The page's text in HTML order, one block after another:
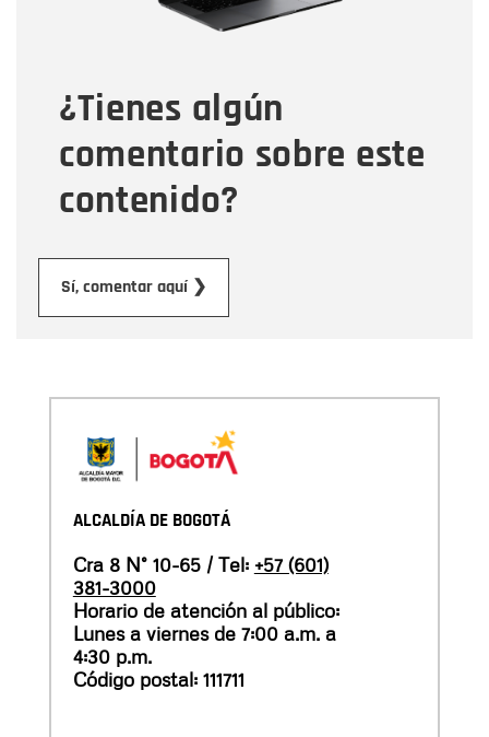
¿Tienes algún
comentario sobre este
contenido?
Sí, comentar aquí ❯
Tipo de comentario
Mensaje
ALCALDÍA DE BOGOTÁ
Cra 8 N° 10-65 / Tel: +57 (601)
381-3000
Horario de atención al público:
Lunes a viernes de 7:00 a.m. a
4:30 p.m.
Código postal: 111711